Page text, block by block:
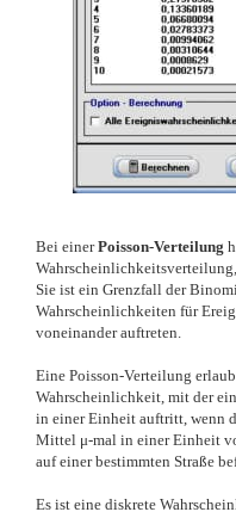
Bei einerPoisson-Verteilung
Sie ist ein Grenzfall der
Wahrscheinlichkeiten für
voneinander auftreten.
Eine Poisson-Verteilung
Wahrscheinlichkeit, mit der
in einer Einheit auftritt, wenn
Mittel μ-mal in einer Einheit
auf einer bestimmten Straße
Es ist eine diskrete